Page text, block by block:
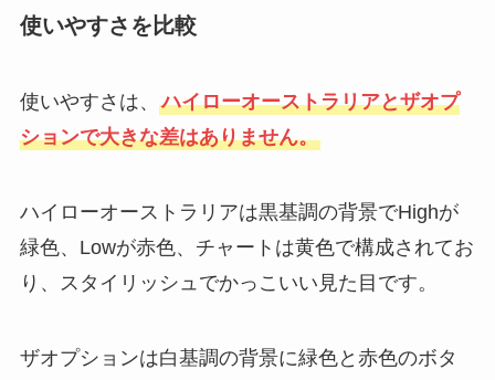
使いやすさを比較
使いやすさは、 ハイローオーストラリアとザオプ
ションで大きな差はありません。
ハイローオーストラリアは黒基調の背景でHighが
緑色、Lowが赤色、チャートは黄色で構成されてお
り、スタイリッシュでかっこいい見た目です。
ザオプションは白基調の背景に緑色と赤色のボタ